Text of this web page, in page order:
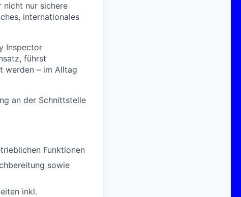
nicht nur sichere
internationales
Inspector
führst
werden – im Alltag
an der Schnittstelle
Funktionen
sowie
inkl.